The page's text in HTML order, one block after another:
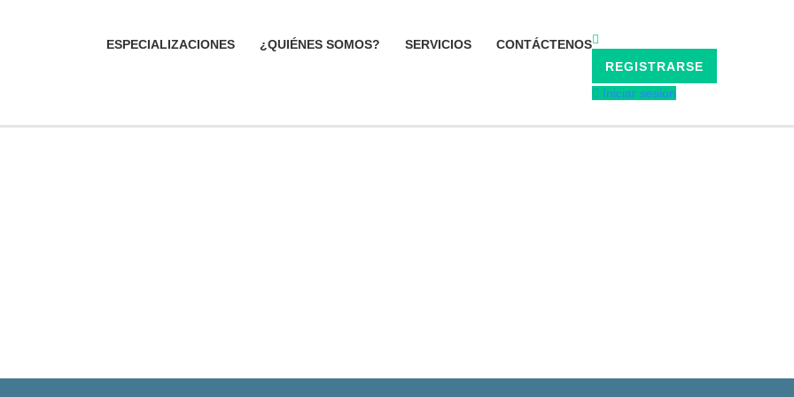
REGISTRARSE
Iniciar sesión
ESPECIALIZACIONES ¿QUIÉNES SOMOS? SERVICIOS CONTÁCTENOS